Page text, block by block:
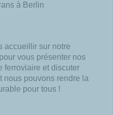
à Berlin
accueillir sur notre
vous présenter nos
ferroviaire et discuter
nous pouvons rendre la
pour tous !​